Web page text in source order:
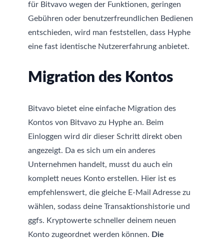
für Bitvavo wegen der Funktionen, geringen
Gebühren oder benutzerfreundlichen Bedienen
entschieden, wird man feststellen, dass Hyphe
eine fast identische Nutzererfahrung anbietet.
Migration des Kontos
Bitvavo bietet eine einfache Migration des
Kontos von Bitvavo zu Hyphe an. Beim
Einloggen wird dir dieser Schritt direkt oben
angezeigt. Da es sich um ein anderes
Unternehmen handelt, musst du auch ein
komplett neues Konto erstellen. Hier ist es
empfehlenswert, die gleiche E-Mail Adresse zu
wählen, sodass deine Transaktionshistorie und
ggfs. Kryptowerte schneller deinem neuen
Konto zugeordnet werden können. Die